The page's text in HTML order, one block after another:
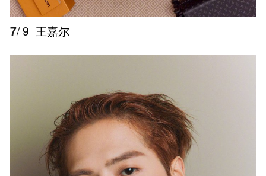
7/ 9 王嘉尔